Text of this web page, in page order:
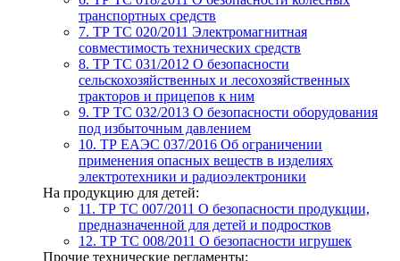
транспортных средств
7. TР ТС 020/2011 Электромагнитная
совместимость технических средств
8. ТР ТС 031/2012 О безопасности
сельскохозяйственных и лесохозяйственных
тракторов и прицепов к ним
9. ТР ТС 032/2013 О безопасности оборудования
под избыточным давлением
10. ТР ЕАЭС 037/2016 Об ограничении
применения опасных веществ в изделиях
электротехники и радиоэлектроники
На продукцию для детей:
11. ТР ТС 007/2011 О безопасности продукции,
предназначенной для детей и подростков
12. ТР ТС 008/2011 О безопасности игрушек
Прочие технические регламенты: